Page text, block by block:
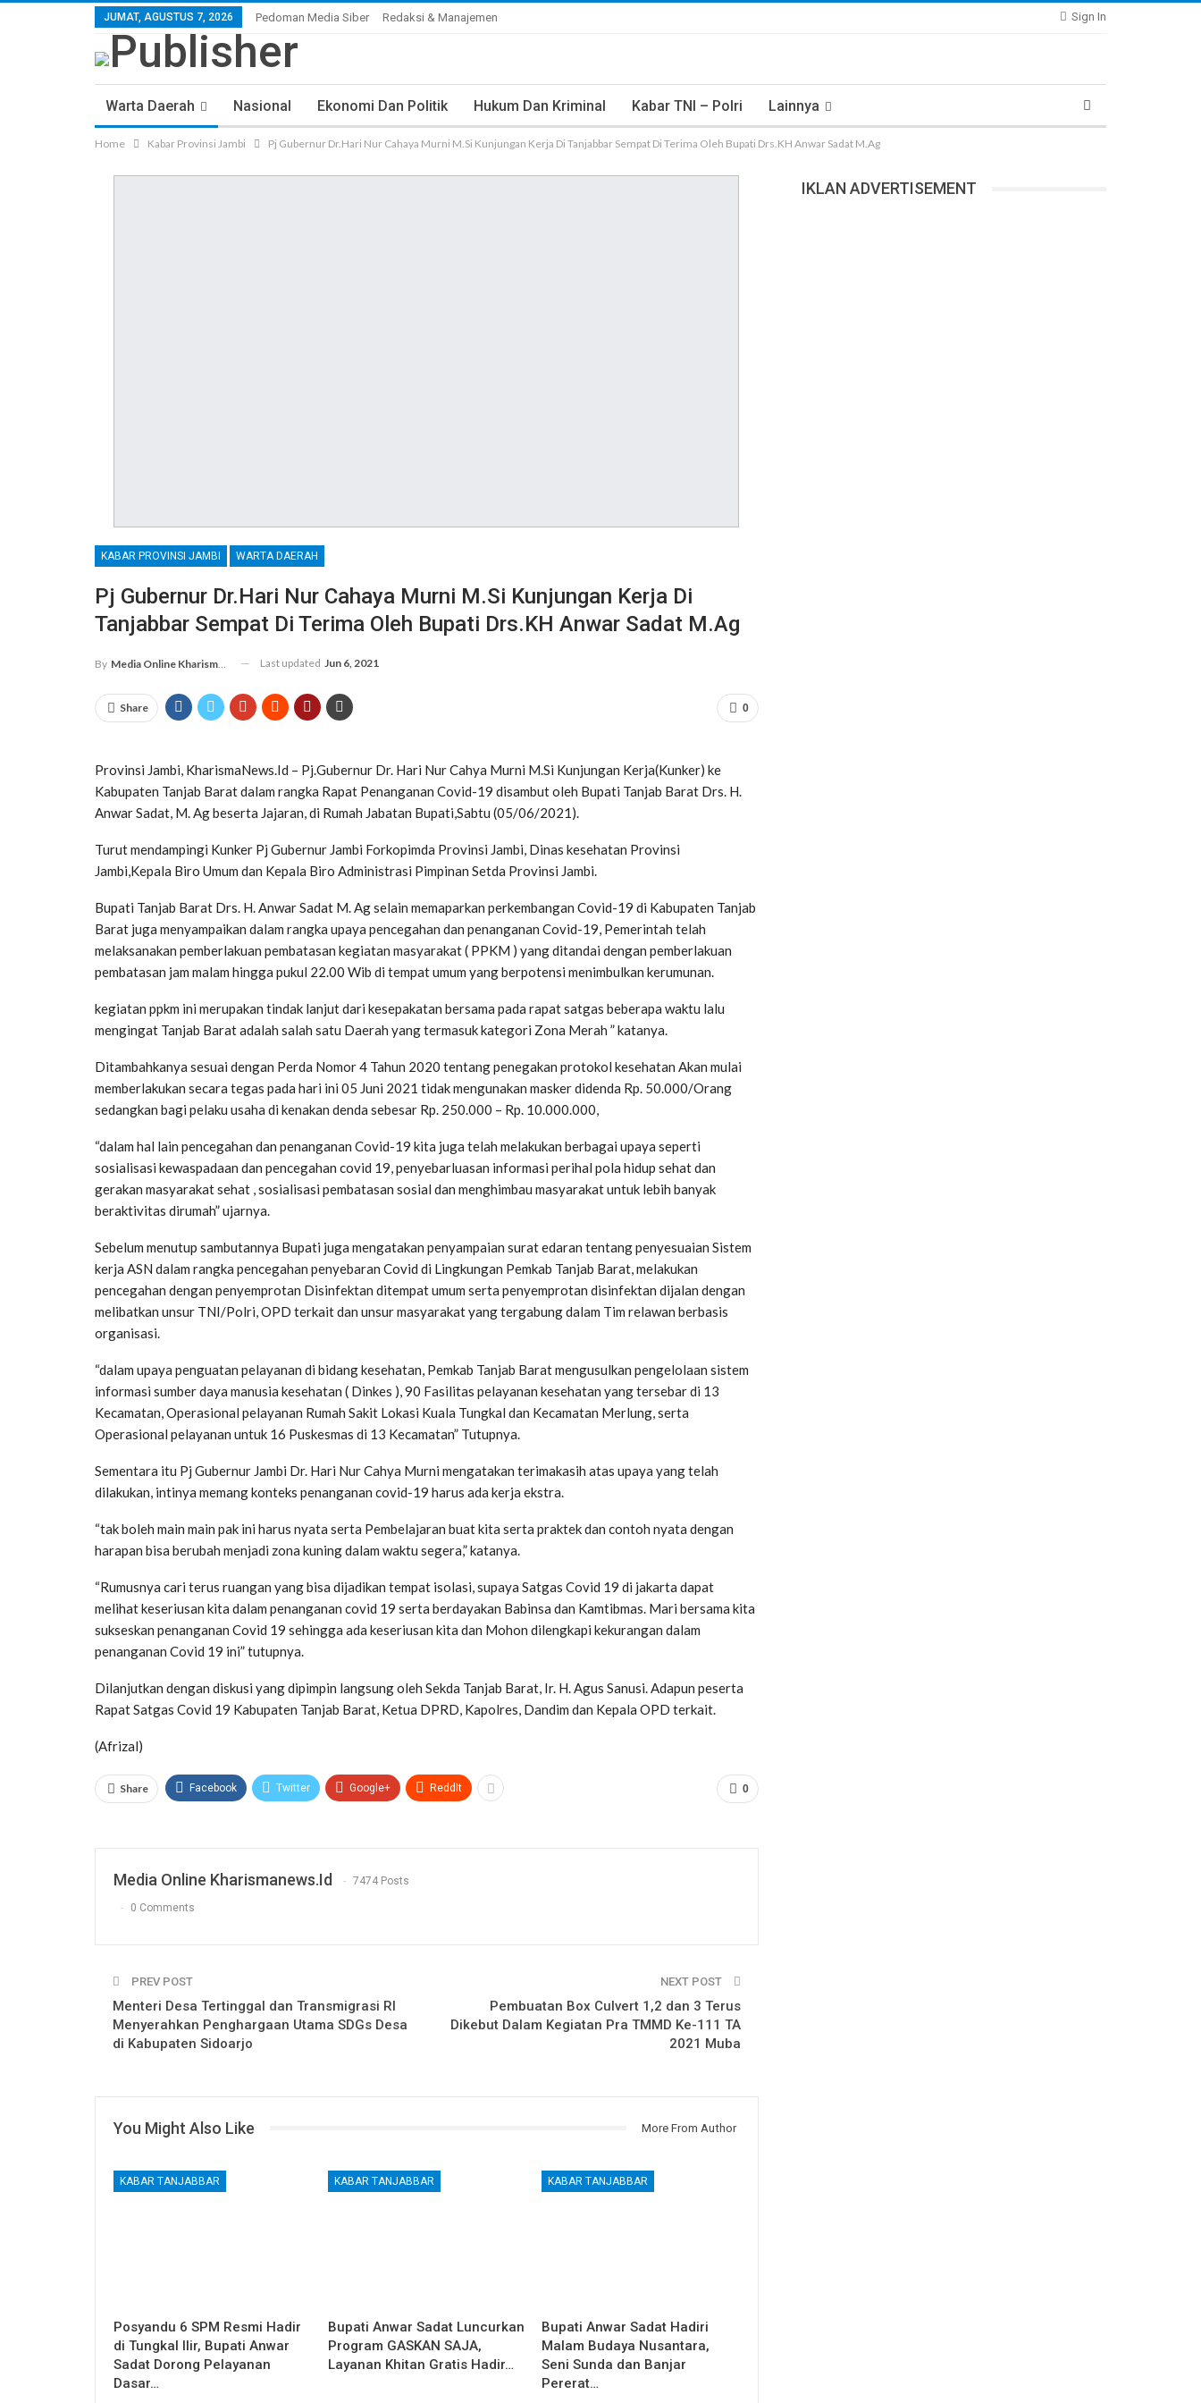
Sign In
JUMAT, AGUSTUS 7, 2026 Pedoman Media Siber Redaksi & Manajemen
Warta Daerah Nasional Ekonomi Dan Politik Hukum Dan Kriminal Kabar TNI – Polri Lainnya
Home Kabar Provinsi Jambi Pj Gubernur Dr.Hari Nur Cahaya Murni M.Si Kunjungan Kerja Di Tanjabbar Sempat Di Terima Oleh Bupati Drs.KH Anwar Sadat M.Ag
KABAR PROVINSI JAMBI WARTA DAERAH
Pj Gubernur Dr.Hari Nur Cahaya Murni M.Si Kunjungan Kerja Di
Tanjabbar Sempat Di Terima Oleh Bupati Drs.KH Anwar Sadat M.Ag
By Media Online Kharismanews.id Last updated Jun 6, 2021
0
Share
Provinsi Jambi, KharismaNews.Id – Pj.Gubernur Dr. Hari Nur Cahya Murni M.Si Kunjungan Kerja(Kunker) ke
Kabupaten Tanjab Barat dalam rangka Rapat Penanganan Covid-19 disambut oleh Bupati Tanjab Barat Drs. H.
Anwar Sadat, M. Ag beserta Jajaran, di Rumah Jabatan Bupati,Sabtu (05/06/2021).
Turut mendampingi Kunker Pj Gubernur Jambi Forkopimda Provinsi Jambi, Dinas kesehatan Provinsi
Jambi,Kepala Biro Umum dan Kepala Biro Administrasi Pimpinan Setda Provinsi Jambi.
Bupati Tanjab Barat Drs. H. Anwar Sadat M. Ag selain memaparkan perkembangan Covid-19 di Kabupaten Tanjab
Barat juga menyampaikan dalam rangka upaya pencegahan dan penanganan Covid-19, Pemerintah telah
melaksanakan pemberlakuan pembatasan kegiatan masyarakat ( PPKM ) yang ditandai dengan pemberlakuan
pembatasan jam malam hingga pukul 22.00 Wib di tempat umum yang berpotensi menimbulkan kerumunan.
kegiatan ppkm ini merupakan tindak lanjut dari kesepakatan bersama pada rapat satgas beberapa waktu lalu
mengingat Tanjab Barat adalah salah satu Daerah yang termasuk kategori Zona Merah ” katanya.
Ditambahkanya sesuai dengan Perda Nomor 4 Tahun 2020 tentang penegakan protokol kesehatan Akan mulai
memberlakukan secara tegas pada hari ini 05 Juni 2021 tidak mengunakan masker didenda Rp. 50.000/Orang
sedangkan bagi pelaku usaha di kenakan denda sebesar Rp. 250.000 – Rp. 10.000.000,
“dalam hal lain pencegahan dan penanganan Covid-19 kita juga telah melakukan berbagai upaya seperti
sosialisasi kewaspadaan dan pencegahan covid 19, penyebarluasan informasi perihal pola hidup sehat dan
gerakan masyarakat sehat , sosialisasi pembatasan sosial dan menghimbau masyarakat untuk lebih banyak
beraktivitas dirumah” ujarnya.
Sebelum menutup sambutannya Bupati juga mengatakan penyampaian surat edaran tentang penyesuaian Sistem
kerja ASN dalam rangka pencegahan penyebaran Covid di Lingkungan Pemkab Tanjab Barat, melakukan
pencegahan dengan penyemprotan Disinfektan ditempat umum serta penyemprotan disinfektan dijalan dengan
melibatkan unsur TNI/Polri, OPD terkait dan unsur masyarakat yang tergabung dalam Tim relawan berbasis
organisasi.
“dalam upaya penguatan pelayanan di bidang kesehatan, Pemkab Tanjab Barat mengusulkan pengelolaan sistem
informasi sumber daya manusia kesehatan ( Dinkes ), 90 Fasilitas pelayanan kesehatan yang tersebar di 13
Kecamatan, Operasional pelayanan Rumah Sakit Lokasi Kuala Tungkal dan Kecamatan Merlung, serta
Operasional pelayanan untuk 16 Puskesmas di 13 Kecamatan” Tutupnya.
Sementara itu Pj Gubernur Jambi Dr. Hari Nur Cahya Murni mengatakan terimakasih atas upaya yang telah
dilakukan, intinya memang konteks penanganan covid-19 harus ada kerja ekstra.
“tak boleh main main pak ini harus nyata serta Pembelajaran buat kita serta praktek dan contoh nyata dengan
harapan bisa berubah menjadi zona kuning dalam waktu segera,” katanya.
“Rumusnya cari terus ruangan yang bisa dijadikan tempat isolasi, supaya Satgas Covid 19 di jakarta dapat
melihat keseriusan kita dalam penanganan covid 19 serta berdayakan Babinsa dan Kamtibmas. Mari bersama kita
sukseskan penanganan Covid 19 sehingga ada keseriusan kita dan Mohon dilengkapi kekurangan dalam
penanganan Covid 19 ini” tutupnya.
Dilanjutkan dengan diskusi yang dipimpin langsung oleh Sekda Tanjab Barat, Ir. H. Agus Sanusi. Adapun peserta
Rapat Satgas Covid 19 Kabupaten Tanjab Barat, Ketua DPRD, Kapolres, Dandim dan Kepala OPD terkait.
(Afrizal)
0
Share Facebook Twitter Google+ ReddIt
Media Online Kharismanews.id 7474 Posts
0 Comments
PREV POST
Menteri Desa Tertinggal dan Transmigrasi RI
Menyerahkan Penghargaan Utama SDGs Desa
di Kabupaten Sidoarjo
NEXT POST
Pembuatan Box Culvert 1,2 dan 3 Terus
Dikebut Dalam Kegiatan Pra TMMD Ke-111 TA
2021 Muba
You Might Also Like More From Author
KABAR TANJABBAR
Posyandu 6 SPM Resmi Hadir
di Tungkal Ilir, Bupati Anwar
Sadat Dorong Pelayanan
Dasar…
KABAR TANJABBAR
Bupati Anwar Sadat Luncurkan
Program GASKAN SAJA,
Layanan Khitan Gratis Hadir…
KABAR TANJABBAR
Bupati Anwar Sadat Hadiri
Malam Budaya Nusantara,
Seni Sunda dan Banjar
Pererat…
IKLAN ADVERTISEMENT